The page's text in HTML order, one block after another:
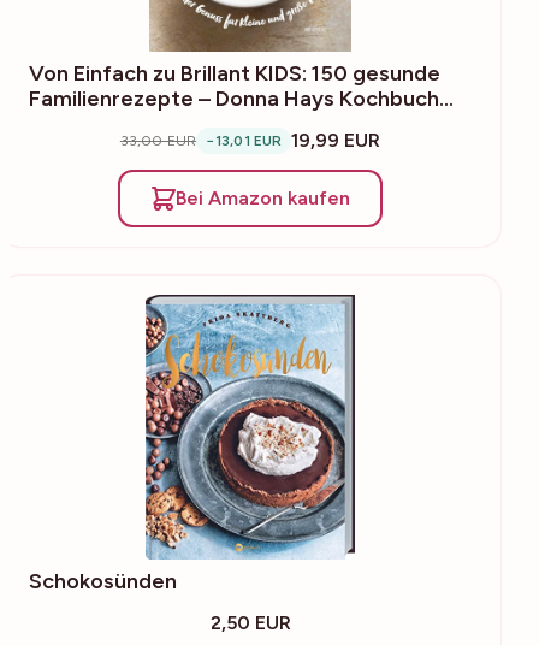
Von Einfach zu Brillant KIDS: 150 gesunde
Familienrezepte – Donna Hays Kochbuch…
33,00 EUR −13,01 EUR 19,99 EUR
Bei Amazon kaufen
Schokosünden
2,50 EUR